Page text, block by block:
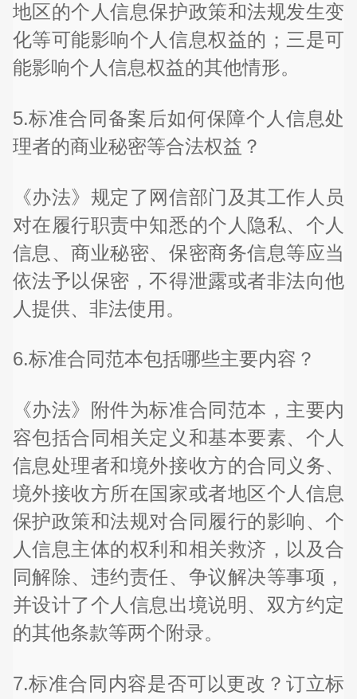
地区的个人信息保护政策和法规发生变
化等可能影响个人信息权益的；三是可
能影响个人信息权益的其他情形。
5.标准合同备案后如何保障个人信息处
理者的商业秘密等合法权益？
《办法》规定了网信部门及其工作人员
对在履行职责中知悉的个人隐私、个人
信息、商业秘密、保密商务信息等应当
依法予以保密，不得泄露或者非法向他
人提供、非法使用。
6.标准合同范本包括哪些主要内容？
《办法》附件为标准合同范本，主要内
容包括合同相关定义和基本要素、个人
信息处理者和境外接收方的合同义务、
境外接收方所在国家或者地区个人信息
保护政策和法规对合同履行的影响、个
人信息主体的权利和相关救济，以及合
同解除、违约责任、争议解决等事项，
并设计了个人信息出境说明、双方约定
的其他条款等两个附录。
7.标准合同内容是否可以更改？订立标